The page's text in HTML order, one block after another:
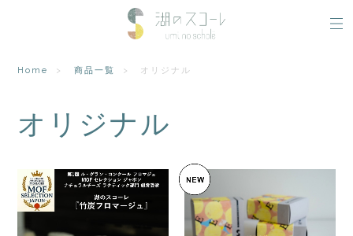
Home 商品一覧 オリジナル
オリジナル